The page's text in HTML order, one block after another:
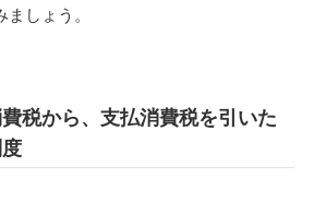
しょう。
税から、支払消費税を引いた